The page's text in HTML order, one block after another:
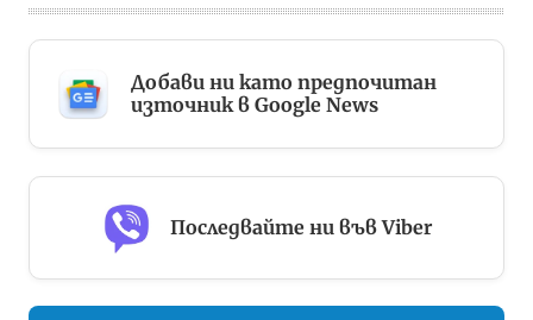
Добави ни като предпочитан
източник в Google News
Последвайте ни във Viber